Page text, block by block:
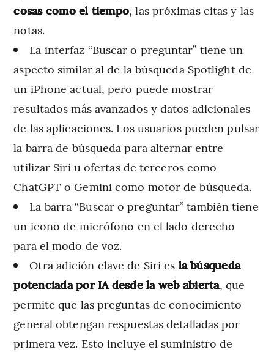
cosas como el tiempo, las próximas citas y las
notas.
La interfaz “Buscar o preguntar” tiene un
aspecto similar al de la búsqueda Spotlight de
un iPhone actual, pero puede mostrar
resultados más avanzados y datos adicionales
de las aplicaciones. Los usuarios pueden pulsar
la barra de búsqueda para alternar entre
utilizar Siri u ofertas de terceros como
ChatGPT o Gemini como motor de búsqueda.
La barra “Buscar o preguntar” también tiene
un icono de micrófono en el lado derecho
para el modo de voz.
Otra adición clave de Siri es la búsqueda
potenciada por IA desde la web abierta, que
permite que las preguntas de conocimiento
general obtengan respuestas detalladas por
primera vez. Esto incluye el suministro de